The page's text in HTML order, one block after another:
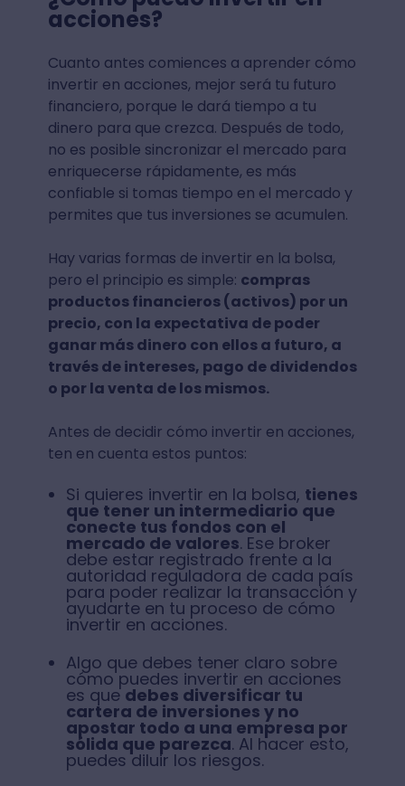
acciones?
Cuanto antes comiences a aprender cómo
invertir en acciones, mejor será tu futuro
financiero, porque le dará tiempo a tu
dinero para que crezca. Después de todo,
no es posible sincronizar el mercado para
enriquecerse rápidamente, es más
confiable si tomas tiempo en el mercado y
permites que tus inversiones se acumulen.
Hay varias formas de invertir en la bolsa,
pero el principio es simple: compras
productos financieros (activos) por un
precio, con la expectativa de poder
ganar más dinero con ellos a futuro, a
través de intereses, pago de dividendos
o por la venta de los mismos.
Antes de decidir cómo invertir en acciones,
ten en cuenta estos puntos:
Si quieres invertir en la bolsa, tienes
que tener un intermediario que
conecte tus fondos con el
mercado de valores. Ese broker
debe estar registrado frente a la
autoridad reguladora de cada país
para poder realizar la transacción y
ayudarte en tu proceso de cómo
invertir en acciones.
Algo que debes tener claro sobre
cómo puedes invertir en acciones
es que debes diversificar tu
cartera de inversiones y no
apostar todo a una empresa por
sólida que parezca. Al hacer esto,
puedes diluir los riesgos.